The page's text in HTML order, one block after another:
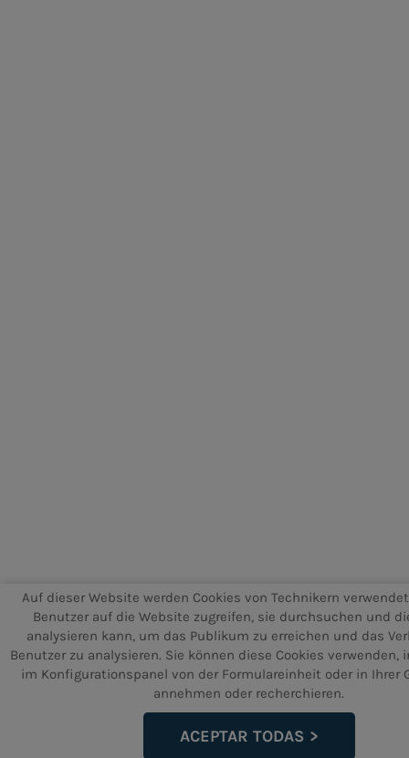
Auf dieser Website werden Cookies von Technikern
Benutzer auf die Website zugreifen, sie durchsuchen und
analysieren kann, um das Publikum zu erreichen und das
Benutzer zu analysieren. Sie können diese Cookies verwenden,
im Konfigurationspanel von der Formulareinheit oder in Ihrer
annehmen oder recherchieren.
ACEPTAR TODAS